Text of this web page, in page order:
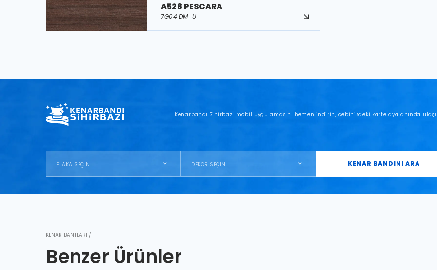
A528 PESCARA
7G04 DM_U
Kenarbandı Sihirbazı mobil uygulamasını hemen indirin, cebinizdeki kartelaya anında
PLAKA SEÇİN DEKOR SEÇİN KENAR BANDINI ARA
KENAR BANTLARI /
Benzer Ürünler